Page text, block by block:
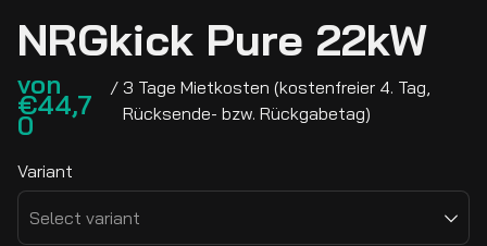
NRGkick Pure 22kW
/
Variant